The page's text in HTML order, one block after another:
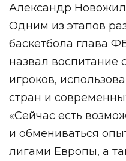
Александр
Одним из этапов
баскетбола глава
назвал воспитание
игроков,
стран и
«Сейчас есть
и обмениваться
лигами Европы, а